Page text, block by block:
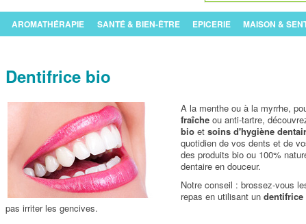
AROMATHÉRAPIE SANTÉ & BIEN-ÊTRE EPICERIE MAISON &
Dentifrice bio
A la menthe ou à la myrrhe,
fraîcheou anti-tartre,
bioet soins d'hygiène
quotidien de vos dents et de
des produits bio ou 100%
dentaire en douceur.
Notre conseil : brossez-vous
repas en utilisant un dentifrice
pas irriter les gencives.